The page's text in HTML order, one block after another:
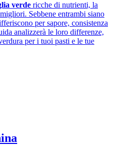
verde ricche di nutrienti, la
Sebbene entrambi siano
per sapore, consistenza
analizzerà le loro differenze,
per i tuoi pasti e le tue